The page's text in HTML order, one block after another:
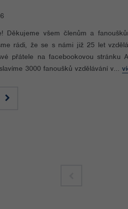
Děkujeme všem členům a
rádi, že se s námi již 25 let
přátele na facebookovou stránku
3000 fanoušků vzdělávání v...